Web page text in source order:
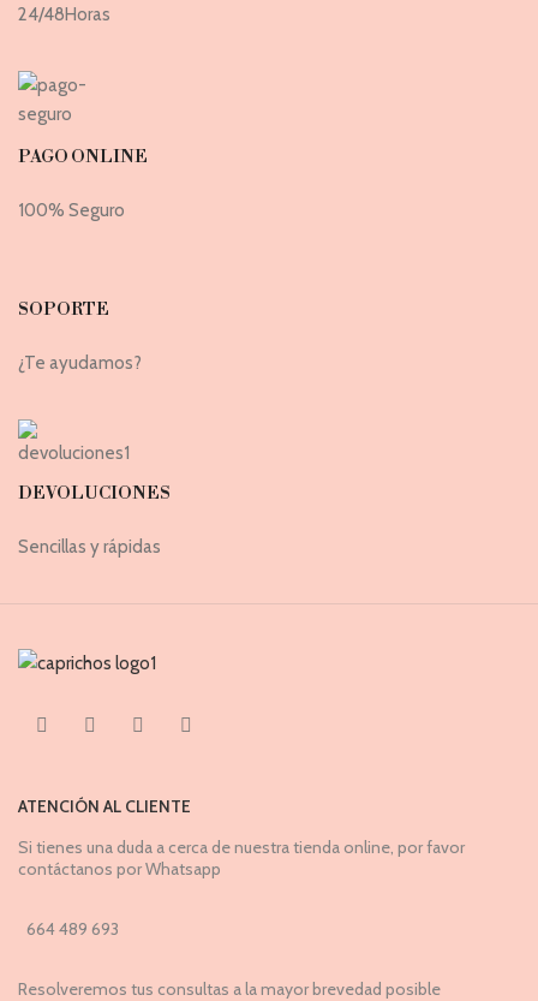
24/48Horas
PAGO ONLINE
100% Seguro
SOPORTE
¿Te ayudamos?
DEVOLUCIONES
Sencillas y rápidas
ATENCIÓN AL CLIENTE
Si tienes una duda a cerca de nuestra tienda online, por favor
contáctanos por Whatsapp
664 489 693
Resolveremos tus consultas a la mayor brevedad posible